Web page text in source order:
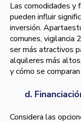
Las comodidades y
pueden influir
inversión.
comunes, vigilancia
ser más atractivos
alquileres más
y cómo se
d.
Considera las